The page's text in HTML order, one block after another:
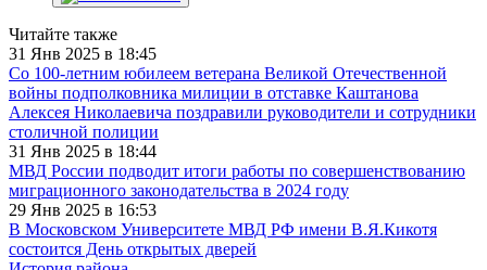
Читайте также
31 Янв 2025 в 18:45
Со 100-летним юбилеем ветерана Великой Отечественной
войны подполковника милиции в отставке Каштанова
Алексея Николаевича поздравили руководители и сотрудники
столичной полиции
31 Янв 2025 в 18:44
МВД России подводит итоги работы по совершенствованию
миграционного законодательства в 2024 году
29 Янв 2025 в 16:53
В Московском Университете МВД РФ имени В.Я.Кикотя
состоится День открытых дверей